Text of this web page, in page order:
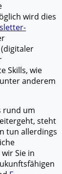
wird dies
Skills, wie
anderem
rund um
steht
tun allerdings
Sie in